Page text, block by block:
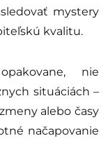
mystery
kvalitu.
nie
situáciách –
alebo časy
načapovanie